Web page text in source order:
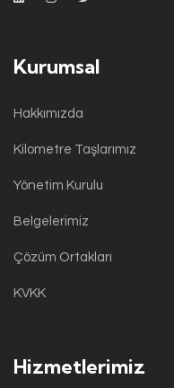
Kurumsal
Hakkımızda
Kilometre Taşlarımız
Yönetim Kurulu
Belgelerimiz
Çözüm Ortakları
KVKK
Hizmetlerimiz